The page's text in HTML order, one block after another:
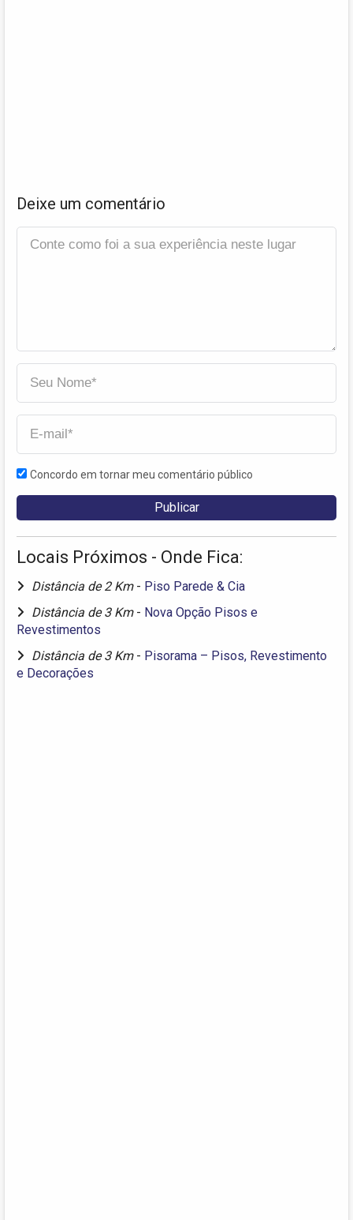
Deixe um comentário
Concordo em tornar meu comentário público
Locais Próximos - Onde Fica:
Distância de 2 Km - Piso Parede & Cia
Distância de 3 Km - Nova Opção Pisos e
Revestimentos
Distância de 3 Km - Pisorama – Pisos, Revestimento
e Decorações